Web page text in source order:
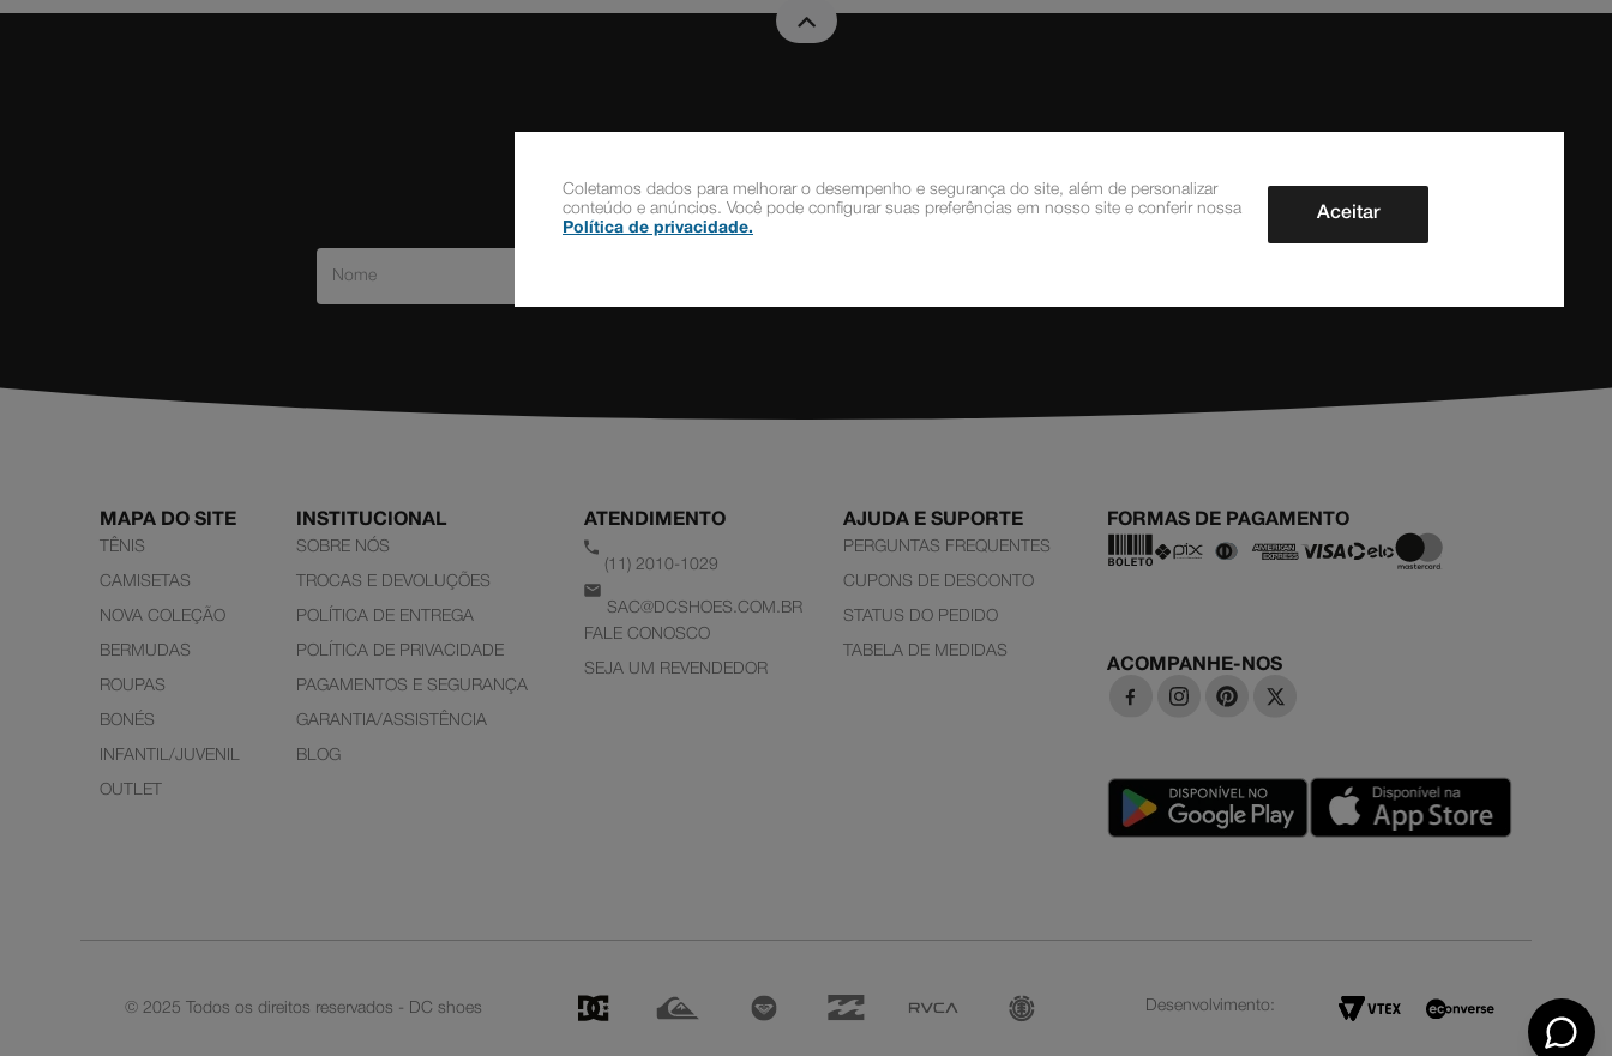
Coletamos dados para melhorar o desempenho e segurança do site, além de personalizar
conteúdo e anúncios. Você pode configurar suas preferências em nosso site e conferir nossa
Política de privacidade.
Aceitar
Cadastre-se gratuitamente à nossa Newsletter
MAPA DO SITE
TÊNIS
CAMISETAS
NOVA COLEÇÃO
BERMUDAS
ROUPAS
BONÉS
INFANTIL/JUVENIL
OUTLET
INSTITUCIONAL
SOBRE NÓS
TROCAS E DEVOLUÇÕES
POLÍTICA DE ENTREGA
POLÍTICA DE PRIVACIDADE
PAGAMENTOS E SEGURANÇA
GARANTIA/ASSISTÊNCIA
BLOG
ATENDIMENTO
(11) 2010-1029
SAC@DCSHOES.COM.BR
FALE CONOSCO
SEJA UM REVENDEDOR
AJUDA E SUPORTE
PERGUNTAS FREQUENTES
CUPONS DE DESCONTO
STATUS DO PEDIDO
TABELA DE MEDIDAS
FORMAS DE PAGAMENTO
ACOMPANHE-NOS
© 2025 Todos os direitos reservados - DC shoes Desenvolvimento: